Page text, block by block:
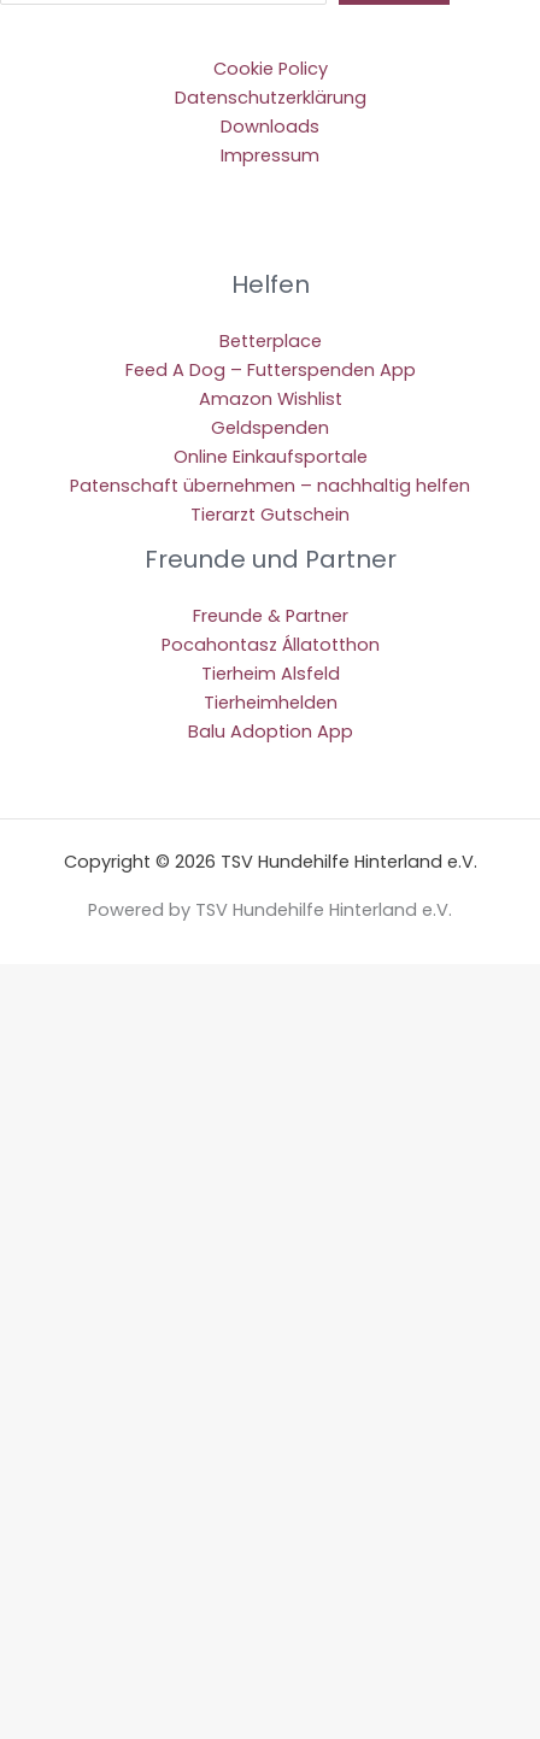
Cookie Policy
Datenschutzerklärung
Downloads
Impressum
Helfen
Betterplace
Feed A Dog – Futterspenden App
Amazon Wishlist
Geldspenden
Online Einkaufsportale
Patenschaft übernehmen – nachhaltig helfen
Tierarzt Gutschein
Freunde und Partner
Freunde & Partner
Pocahontasz Állatotthon
Tierheim Alsfeld
Tierheimhelden
Balu Adoption App
Copyright © 2026 TSV Hundehilfe Hinterland e.V.
Powered by TSV Hundehilfe Hinterland e.V.